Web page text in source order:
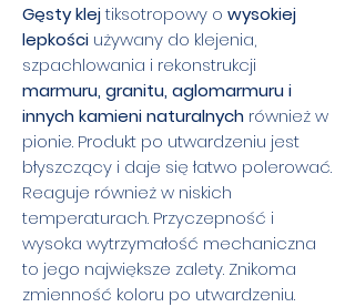
Gęsty klejtiksotropowy o wysokiej
lepkości używany do klejenia,
szpachlowania i rekonstrukcji
marmuru, granitu, aglomarmuru i
innych kamieni naturalnych również w
pionie. Produkt po utwardzeniu jest
błyszczący i daje się łatwo polerować.
Reaguje również w niskich
temperaturach. Przyczepność i
wysoka wytrzymałość mechaniczna
to jego największe zalety. Znikoma
zmienność koloru po utwardzeniu.